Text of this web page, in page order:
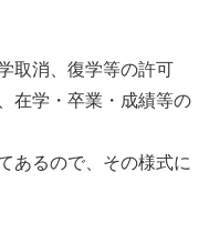
取消、復学等の許可
在学・卒業・成績等の
あるので、その様式に